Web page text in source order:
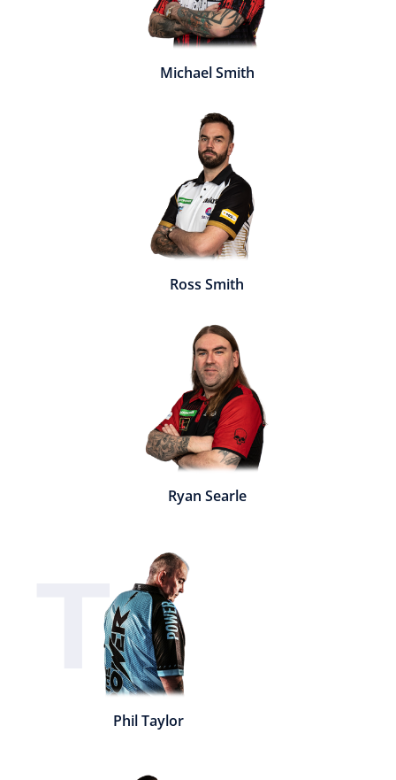
Michael Smith
Ross Smith
Ryan Searle
T
Phil Taylor